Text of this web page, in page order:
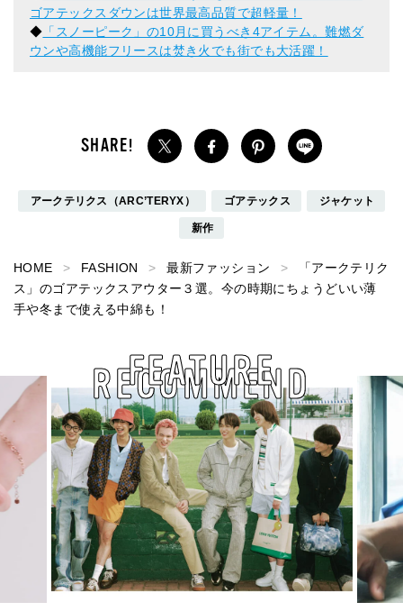
ゴアテックスダウンは世界最高品質で超軽量！
◆ 「スノーピーク」の10月に買うべき4アイテム。難燃ダ
ウンや高機能フリースは焚き火でも街でも大活躍！
アークテリクス（ARC’TERYX） ゴアテックス ジャケット
新作
HOME FASHION 最新ファッション
「アークテリク
ス」のゴアテックスアウター３選。今の時期にちょうどいい薄
手や冬まで使える中綿も！
RECOMMEND
FEATURE